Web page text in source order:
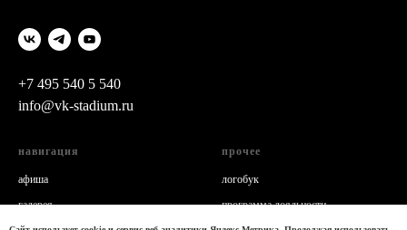
+7 495 540 5 540
info@vk-stadium.ru
навигация
афиша
галерея
прочее
логобук
программа лояльности